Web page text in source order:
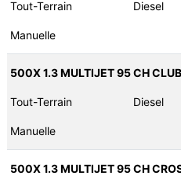
Tout-Terrain Diesel
Manuelle
500X 1.3 MULTIJET 95 CH
Tout-Terrain Diesel
Manuelle
500X 1.3 MULTIJET 95 CH